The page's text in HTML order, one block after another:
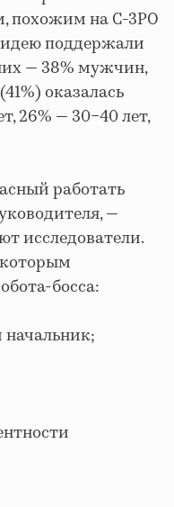
похожим на C-3PO
поддержали
— 38% мужчин,
оказалась
26% — 30−40 лет,
работать
—
исследователи.
босса: